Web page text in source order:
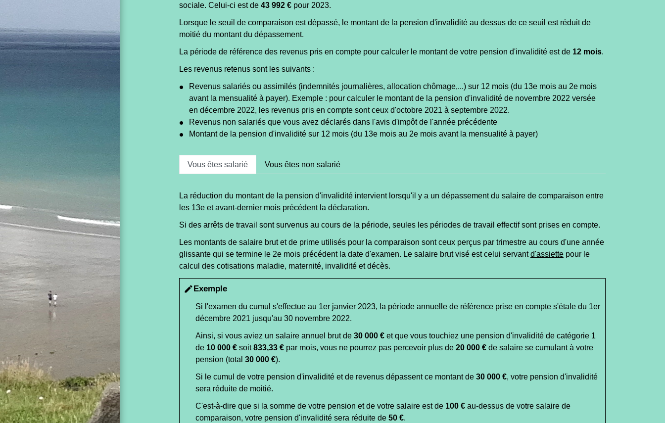
sociale. Celui-ci est de 43 992 €pour 2023.
Lorsque le seuil de comparaison est dépassé, le montant de la pension d'invalidité au dessus de ce seuil est réduit de
moitié du montant du dépassement.
La période de référence des revenus pris en compte pour calculer le montant de votre pension d'invalidité est de 12 mois.
Les revenus retenus sont les suivants :
Revenus salariés ou assimilés (indemnités journalières, allocation chômage,...) sur 12 mois (du 13e mois au 2e mois
avant la mensualité à payer). Exemple : pour calculer le montant de la pension d'invalidité de novembre 2022 versée
en décembre 2022, les revenus pris en compte sont ceux d'octobre 2021 à septembre 2022.
Revenus non salariés que vous avez déclarés dans l'avis d'impôt de l'année précédente
Montant de la pension d'invalidité sur 12 mois (du 13e mois au 2e mois avant la mensualité à payer)
Vous êtes salarié Vous êtes non salarié
La réduction du montant de la pension d'invalidité intervient lorsqu'il y a un dépassement du salaire de comparaison entre
les 13eet avant-dernier mois précédent la déclaration.
Si des arrêts de travail sont survenus au cours de la période, seules les périodes de travail effectif sont prises en compte.
Les montants de salaire brut et de prime utilisés pour la comparaison sont ceux perçus par trimestre au cours d'une année
glissante qui se termine le 2emois précédent la date d'examen. Le salaire brut visé est celui servantd'assiettepour le
calcul des cotisations maladie, maternité, invalidité et décès.
editExemple
Si l'examen du cumul s'effectue au 1erjanvier 2023, la période annuelle de référence prise en compte s'étale du 1er
décembre 2021 jusqu'au 30 novembre 2022.
Ainsi, si vous aviez un salaire annuel brut de 30 000 €et que vous touchiez une pension d'invalidité de catégorie 1
de 10 000 €soit833,33 €par mois, vous ne pourrez pas percevoir plus de 20 000 €de salaire se cumulant à votre
pension (total 30 000 €).
Si le cumul de votre pension d'invalidité et de revenus dépassent ce montant de 30 000 €, votre pension d'invalidité
sera réduite de moitié.
C'est-à-dire que si la somme de votre pension et de votre salaire est de 100 €au-dessus de votre salaire de
comparaison, votre pension d'invalidité sera réduite de 50 €.